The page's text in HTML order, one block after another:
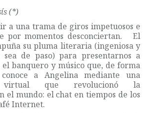
(*)
a una trama de giros impetuosos e
por momentos desconciertan. El
su pluma literaria (ingeniosa y
sea de paso) para presentarnos a
el banquero y músico que, de forma
conoce a Angelina mediante una
virtual que revolucionó la
el mundo: el chat en tiempos de los
Internet.